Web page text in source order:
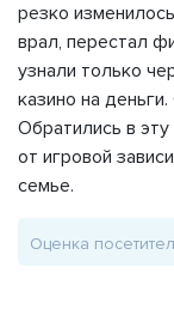
резко
врал, перестал
узнали только
казино на
Обратились в
от игровой
семье.
Оценка